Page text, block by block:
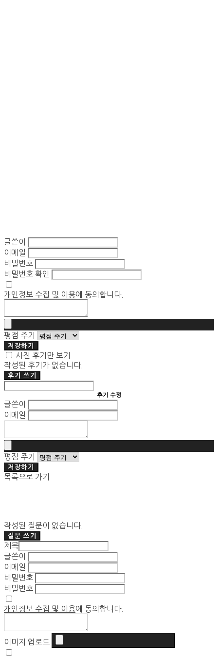
글쓴이
이메일
비밀번호
비밀번호 확인
개인정보 수집 및 이용에 동의합니다.
평점 주기
저장하기
사진 후기만 보기
작성된 후기가 없습니다.
후기 쓰기
후기 수정
글쓴이
이메일
평점 주기
저장하기
목록으로 가기
작성된 질문이 없습니다.
질문 쓰기
제목
글쓴이
이메일
비밀번호
비밀번호
개인정보 수집 및 이용에 동의합니다.
이미지 업로드